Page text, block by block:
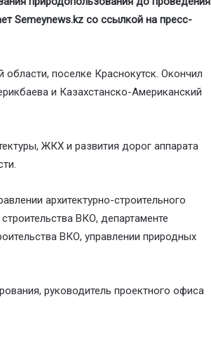
Semeynews.kz со ссылкой на пресс-
поселке Краснокутск. Окончил
и Казахстанско-Американский
ЖКХ и развития дорог аппарата
архитектурно-строительного
ВКО, департаменте
ВКО, управлении природных
руководитель проектного офиса